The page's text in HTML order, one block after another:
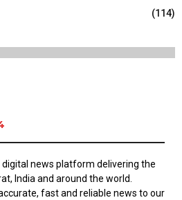
(114)
digital news platform delivering the
India and around the world.
fast and reliable news to our